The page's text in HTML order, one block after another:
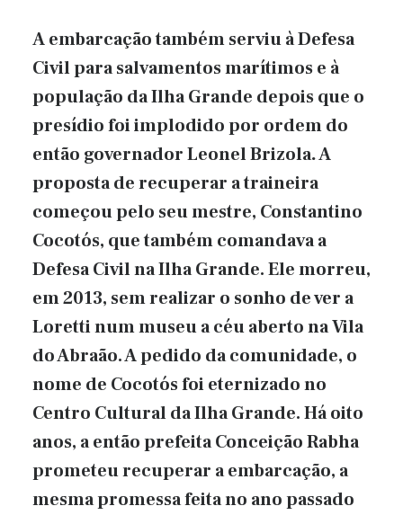
A embarcação também serviu à Defesa
Civil para salvamentos marítimos e à
população da Ilha Grande depois que o
presídio foi implodido por ordem do
então governador Leonel Brizola.A
proposta de recuperar a traineira
começou pelo seu mestre, Constantino
Cocotós, que também comandava a
Defesa Civil na Ilha Grande. Ele morreu,
em 2013, sem realizar o sonho de ver a
Loretti num museu a céu aberto na Vila
do Abraão. A pedido da comunidade, o
nome de Cocotós foi eternizado no
Centro Cultural da Ilha Grande. Há oito
anos, a então prefeita Conceição Rabha
prometeu recuperar a embarcação, a
mesma promessa feita no ano passado